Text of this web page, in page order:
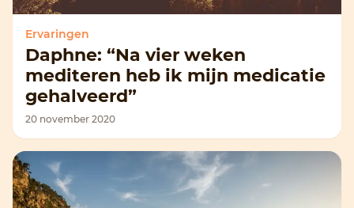
Ervaringen
Daphne: “Na vier weken
mediteren heb ik mijn medicatie
gehalveerd”
20 november 2020